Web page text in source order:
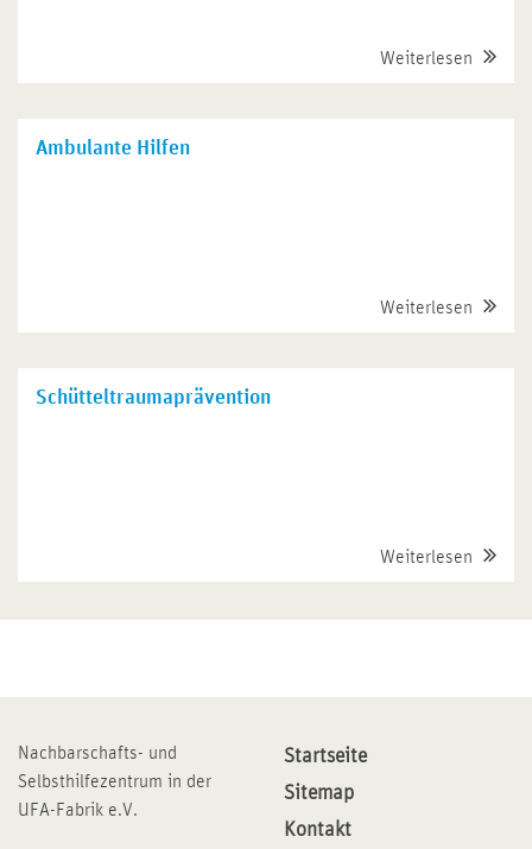
Weiterlesen
Ambulante Hilfen
Weiterlesen
Schütteltraumaprävention
Weiterlesen
Nachbarschafts- und
Selbsthilfezentrum in der
UFA-Fabrik e.V.
Startseite
Sitemap
Kontakt